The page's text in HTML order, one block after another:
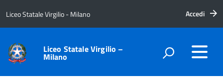
Liceo Statale Virgilio - Milano Accedi
Liceo Statale Virgilio –
Milano